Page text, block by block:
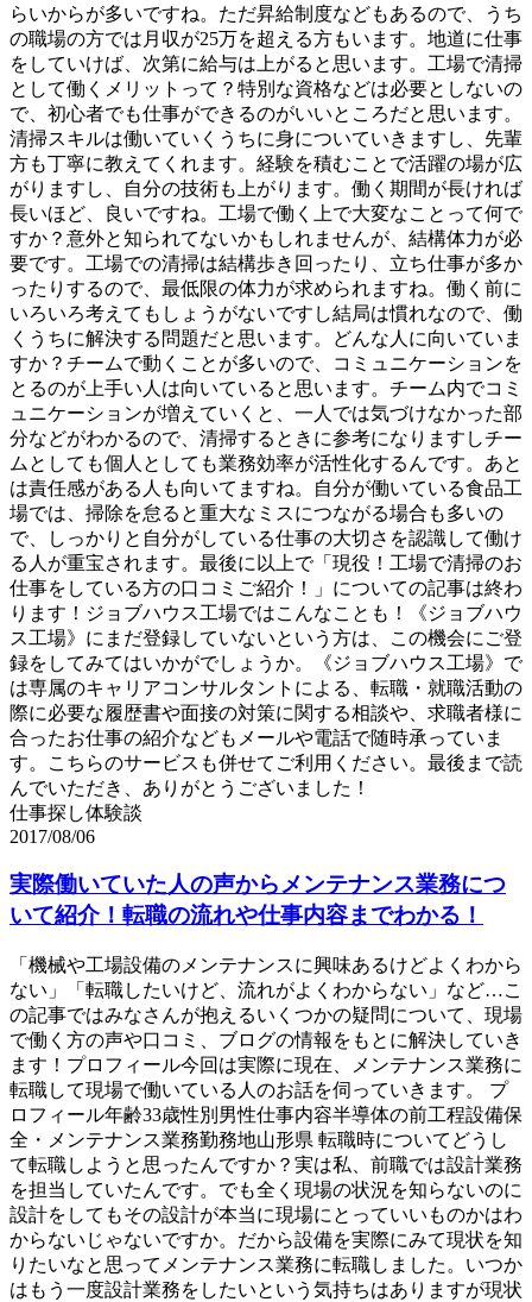
らいからが多いですね。ただ昇給制度などもあるので、うち
の職場の方では月収が25万を超える方もいます。地道に仕事
をしていけば、次第に給与は上がると思います。工場で清掃
として働くメリットって？特別な資格などは必要としないの
で、初心者でも仕事ができるのがいいところだと思います。
清掃スキルは働いていくうちに身についていきますし、先輩
方も丁寧に教えてくれます。経験を積むことで活躍の場が広
がりますし、自分の技術も上がります。働く期間が長ければ
長いほど、良いですね。工場で働く上で大変なことって何で
すか？意外と知られてないかもしれませんが、結構体力が必
要です。工場での清掃は結構歩き回ったり、立ち仕事が多か
ったりするので、最低限の体力が求められますね。働く前に
いろいろ考えてもしょうがないですし結局は慣れなので、働
くうちに解決する問題だと思います。どんな人に向いていま
すか？チームで動くことが多いので、コミュニケーションを
とるのが上手い人は向いていると思います。チーム内でコミ
ュニケーションが増えていくと、一人では気づけなかった部
分などがわかるので、清掃するときに参考になりますしチー
ムとしても個人としても業務効率が活性化するんです。あと
は責任感がある人も向いてますね。自分が働いている食品工
場では、掃除を怠ると重大なミスにつながる場合も多いの
で、しっかりと自分がしている仕事の大切さを認識して働け
る人が重宝されます。最後に以上で「現役！工場で清掃のお
仕事をしている方の口コミご紹介！」についての記事は終わ
ります！ジョブハウス工場ではこんなことも！《ジョブハウ
ス工場》にまだ登録していないという方は、この機会にご登
録をしてみてはいかがでしょうか。《ジョブハウス工場》で
は専属のキャリアコンサルタントによる、転職・就職活動の
際に必要な履歴書や面接の対策に関する相談や、求職者様に
合ったお仕事の紹介などもメールや電話で随時承っていま
す。こちらのサービスも併せてご利用ください。最後まで読
んでいただき、ありがとうございました！
仕事探し体験談
2017/08/06
実際働いていた人の声からメンテナンス業務につ
いて紹介！転職の流れや仕事内容までわかる！
「機械や工場設備のメンテナンスに興味あるけどよくわから
ない」「転職したいけど、流れがよくわからない」など…こ
の記事ではみなさんが抱えるいくつかの疑問について、現場
で働く方の声や口コミ、ブログの情報をもとに解決していき
ます！プロフィール今回は実際に現在、メンテナンス業務に
転職して現場で働いている人のお話を伺っていきます。 プ
ロフィール年齢33歳性別男性仕事内容半導体の前工程設備保
全・メンテナンス業務勤務地山形県 転職時についてどうし
て転職しようと思ったんですか？実は私、前職では設計業務
を担当していたんです。でも全く現場の状況を知らないのに
設計をしてもその設計が本当に現場にとっていいものかはわ
からないじゃないですか。だから設備を実際にみて現状を知
りたいなと思ってメンテナンス業務に転職しました。いつか
はもう一度設計業務をしたいという気持ちはありますが現状